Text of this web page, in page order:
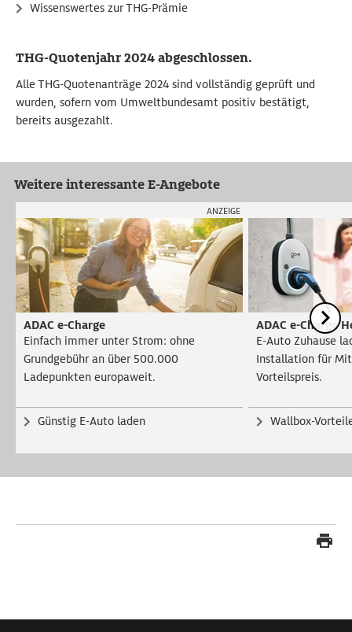
Wissenswertes zur THG-Prämie
THG-Quotenjahr 2024 abgeschlossen.
Alle THG-Quotenanträge 2024 sind vollständig geprüft und
wurden, sofern vom Umweltbundesamt positiv bestätigt,
bereits ausgezahlt.
Weitere interessante E-Angebote
ANZEIGE
ADAC e-Charge
Einfach immer unter Strom: ohne
Grundgebühr an über 500.000
Ladepunkten europaweit.
Günstig E-Auto laden
ADAC e-Charge
E-Auto Zuhause
Installation für
Vorteilspreis.
Wallbox-